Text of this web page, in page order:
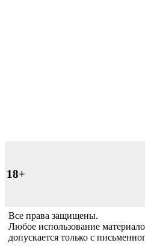
18+
Все права защищены.
Любое использование
допускается только с